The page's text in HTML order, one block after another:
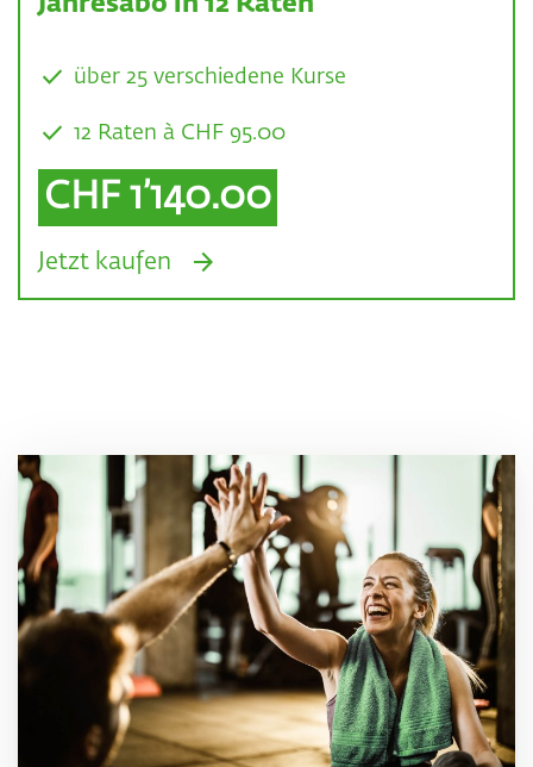
über 25 verschiedene Kurse
12 Raten à CHF 95.00
CHF 1’140.00
Jetzt kaufen arrow_forward